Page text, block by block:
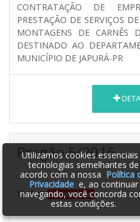
CONTRATAÇÃO DE
PRESTAÇÃO DE SERVIÇOS
MONTAGENS DE CARNÊS
DESTINADO AO
MUNICÍPIO DE JAPURÁ-PR
Pregão 5/2016
Status: Homologada
Utilizamos cookies essenciais
tecnologias semelhantes de
acordo com a nossa Política
Privacidadee, ao continuar
navegando, você concorda
estas condições.